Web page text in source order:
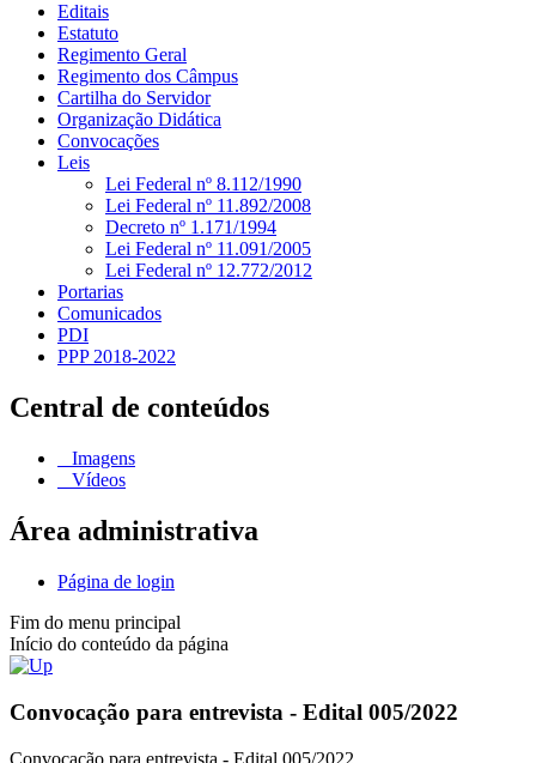
Editais
Estatuto
Regimento Geral
Regimento dos Câmpus
Cartilha do Servidor
Organização Didática
Convocações
Leis
Lei Federal nº 8.112/1990
Lei Federal nº 11.892/2008
Decreto nº 1.171/1994
Lei Federal nº 11.091/2005
Lei Federal nº 12.772/2012
Portarias
Comunicados
PDI
PPP 2018-2022
Central de conteúdos
Imagens
Vídeos
Área administrativa
Página de login
Fim do menu principal
Início do conteúdo da página
Convocação para entrevista - Edital 005/2022
Convocação para entrevista - Edital 005/2022